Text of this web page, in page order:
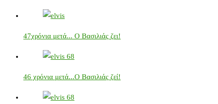
47χρόνια μετά... Ο Βασιλιάς ζει!
46 χρόνια μετά...Ο Βασιλιάς ζεί!